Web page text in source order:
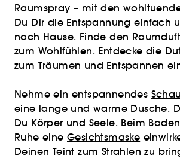
Raumspray – mit den
Du Dir die Entspannung einfach
nach Hause. Finde den
zum Wohlfühlen. Entdecke die
zum Träumen und Entspannen
Nehme ein entspannendes
eine lange und warme Dusche.
Du Körper und Seele. Beim
Ruhe eineGesichtsmaske
Deinen Teint zum Strahlen zu